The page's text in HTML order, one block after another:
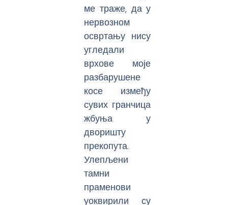
ме траже, да у
нервозном
освртању нису
угледали
врхове моје
разбарушене
косе између
сувих гранчица
жбуња у
дворишту
прекопута.
Улепљени
тамни
праменови
уоквирили су